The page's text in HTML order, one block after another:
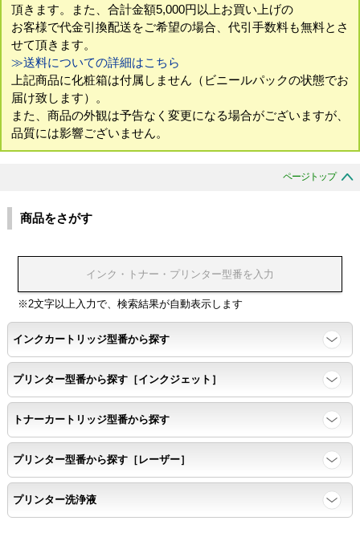
頂きます。また、合計金額5,000円以上お買い上げの
お客様で代金引換配送をご希望の場合、代引手数料も無料とさ
せて頂きます。
≫送料についての詳細はこちら
上記商品に化粧箱は付属しません（ビニールパックの状態でお
届け致します）。
また、商品の外観は予告なく変更になる場合がございますが、
品質には影響ございません。
ページトップ
商品をさがす
※2文字以上入力で、検索結果が自動表示します
インクカートリッジ型番から探す
プリンター型番から探す［インクジェット］
トナーカートリッジ型番から探す
プリンター型番から探す［レーザー］
プリンター洗浄液